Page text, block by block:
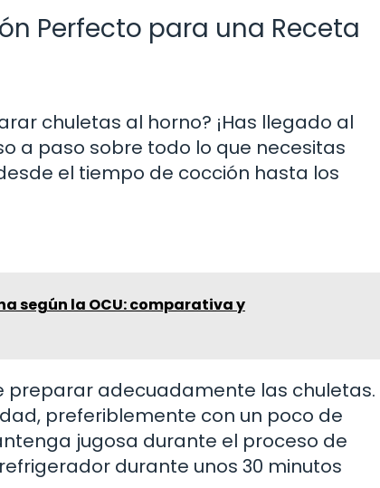
Perfecto para una Receta
chuletas al horno? ¡Has llegado al
a paso sobre todo lo que necesitas
el tiempo de cocción hasta los
según la OCU: comparativa y
preparar adecuadamente las chuletas.
preferiblemente con un poco de
jugosa durante el proceso de
durante unos 30 minutos